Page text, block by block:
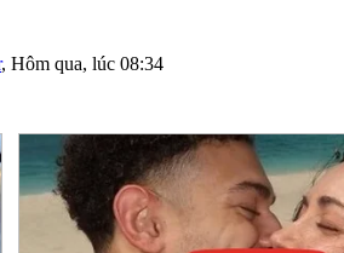
, Hôm qua, lúc 08:34